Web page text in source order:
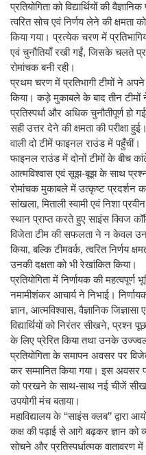
प्रतियोगिता को विद्यार्थियों की
त्वरित सोच एवं निर्णय लेने की
किया गया। प्रत्येक चरण में
एवं चुनौतियाँ रखी गईं, जिसके चलते
रोमांचक बनी रही।
प्रथम चरण में प्रतिभागी टीमों ने अपने
किया। कड़े मुकाबले के बाद तीन टीमों
प्रतिस्पर्धा और अधिक चुनौतीपूर्ण हो
सही उत्तर देने की क्षमता की परीक्षा
वाली दो टीमें फाइनल राउंड में पहुँचीं।
फाइनल राउंड में दोनों टीमों के बीच
आत्मविश्वास एवं सूझ-बूझ के साथ
रोमांचक मुकाबले में उत्कृष्ट प्रदर्शन
सांखला, मिताली स्वामी एवं निशा
स्थान प्राप्त करते हुए साइंस क्विज
विजेता टीम की सफलता ने न केवल
किया, बल्कि टीमवर्क, त्वरित निर्णय
उनकी दक्षता को भी रेखांकित किया।
प्रतियोगिता में निर्णायक की
नमामीशंकर आचार्य ने निभाई।
ज्ञान, आत्मविश्वास, वैज्ञानिक
विद्यार्थियों को निरंतर सीखने,
के लिए प्रेरित किया तथा उनके
प्रतियोगिता के समापन अवसर पर
कर सम्मानित किया गया। इस अवसर पर
को परखने के साथ-साथ नई चीजें
उपयोगी मंच बताया।
महाविद्यालय के ‘‘साइंस क्लब’’ द्वारा
कक्ष की पढ़ाई से आगे बढ़कर ज्ञान को
सोचने और प्रतिस्पर्धात्मक वातावरण